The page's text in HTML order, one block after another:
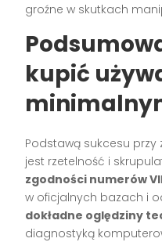
groźne w skutkach
kupić
Podstawą sukcesu przy
jest rzetelność i
zgodności numerów
w oficjalnych bazach i
dokładne oględziny
diagnostyką